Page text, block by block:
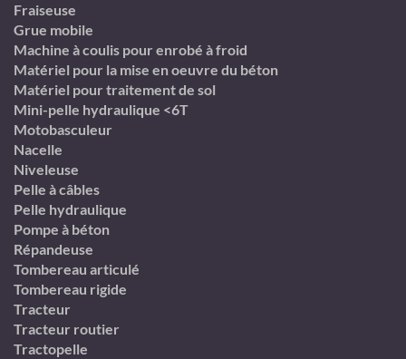
Fraiseuse
Grue mobile
Machine à coulis pour enrobé à froid
Matériel pour la mise en oeuvre du béton
Matériel pour traitement de sol
Mini-pelle hydraulique <6T
Motobasculeur
Nacelle
Niveleuse
Pelle à câbles
Pelle hydraulique
Pompe à béton
Répandeuse
Tombereau articulé
Tombereau rigide
Tracteur
Tracteur routier
Tractopelle